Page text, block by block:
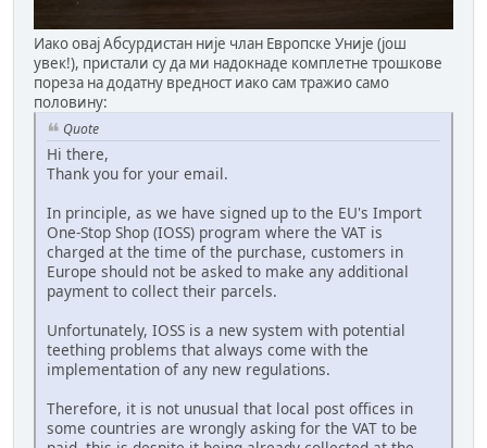
Иако овај Абсурдистан није члан Европске Уније (још
увек!), пристали су да ми надокнаде комплетне трошкове
пореза на додатну вредност иако сам тражио само
половину:
Quote
Hi there,
Thank you for your email.
In principle, as we have signed up to the EU's Import
One-Stop Shop (IOSS) program where the VAT is
charged at the time of the purchase, customers in
Europe should not be asked to make any additional
payment to collect their parcels.
Unfortunately, IOSS is a new system with potential
teething problems that always come with the
implementation of any new regulations.
Therefore, it is not unusual that local post offices in
some countries are wrongly asking for the VAT to be